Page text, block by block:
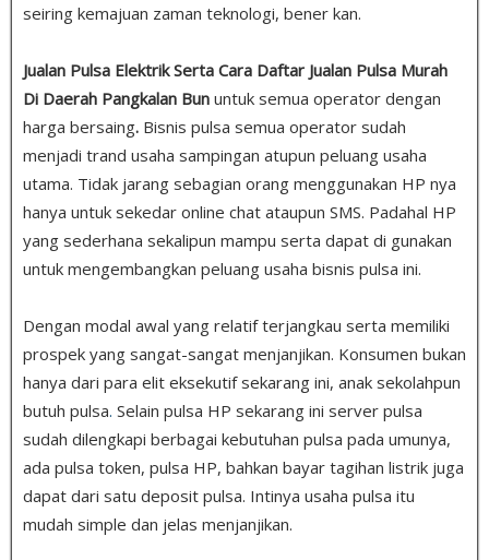
seiring kemajuan zaman teknologi, bener kan.
Jualan Pulsa Elektrik Serta Cara Daftar Jualan Pulsa Murah
Di Daerah Pangkalan Bun untuk semua operator dengan
harga bersaing. Bisnis pulsa semua operator sudah
menjadi trand usaha sampingan atupun peluang usaha
utama. Tidak jarang sebagian orang menggunakan HP nya
hanya untuk sekedar online chat ataupun SMS. Padahal HP
yang sederhana sekalipun mampu serta dapat di gunakan
untuk mengembangkan peluang usaha bisnis pulsa ini.
Dengan modal awal yang relatif terjangkau serta memiliki
prospek yang sangat-sangat menjanjikan. Konsumen bukan
hanya dari para elit eksekutif sekarang ini, anak sekolahpun
butuh pulsa. Selain pulsa HP sekarang ini server pulsa
sudah dilengkapi berbagai kebutuhan pulsa pada umunya,
ada pulsa token, pulsa HP, bahkan bayar tagihan listrik juga
dapat dari satu deposit pulsa. Intinya usaha pulsa itu
mudah simple dan jelas menjanjikan.